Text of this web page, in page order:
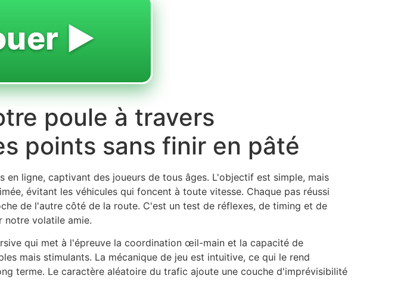
▶️
poule à travers
points sans finir en pâté
en ligne, captivant des joueurs de tous âges. L'objectif est simple, mais
évitant les véhicules qui foncent à toute vitesse. Chaque pas réussi
de l'autre côté de la route. C'est un test de réflexes, de timing et de
notre volatile amie.
qui met à l'épreuve la coordination œil-main et la capacité de
mais stimulants. La mécanique de jeu est intuitive, ce qui le rend
terme. Le caractère aléatoire du trafic ajoute une couche d'imprévisibilité